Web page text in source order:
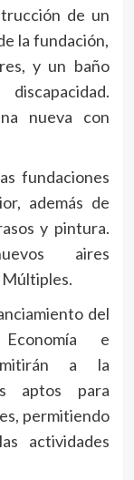
de un
la fundación,
y un baño
nueva con
fundaciones
además de
y pintura.
aires
Múltiples.
del
e
a la
aptos para
permitiendo
actividades